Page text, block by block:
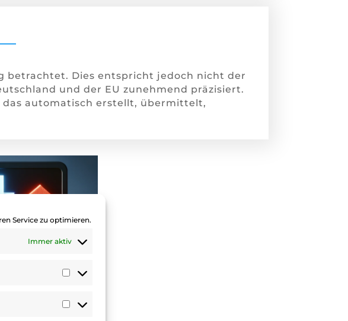
Service zu optimieren.
Immer aktiv
Statistiken
Marketing
betrachtet. Dies entspricht jedoch nicht der
und der EU zunehmend präzisiert.
automatisch erstellt, übermittelt,